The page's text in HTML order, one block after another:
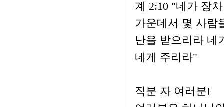
계 2:10 "네가 장
가운데서 몇 사람
난을 받으리라 네
네게 주리라"
직분 자 여러분!